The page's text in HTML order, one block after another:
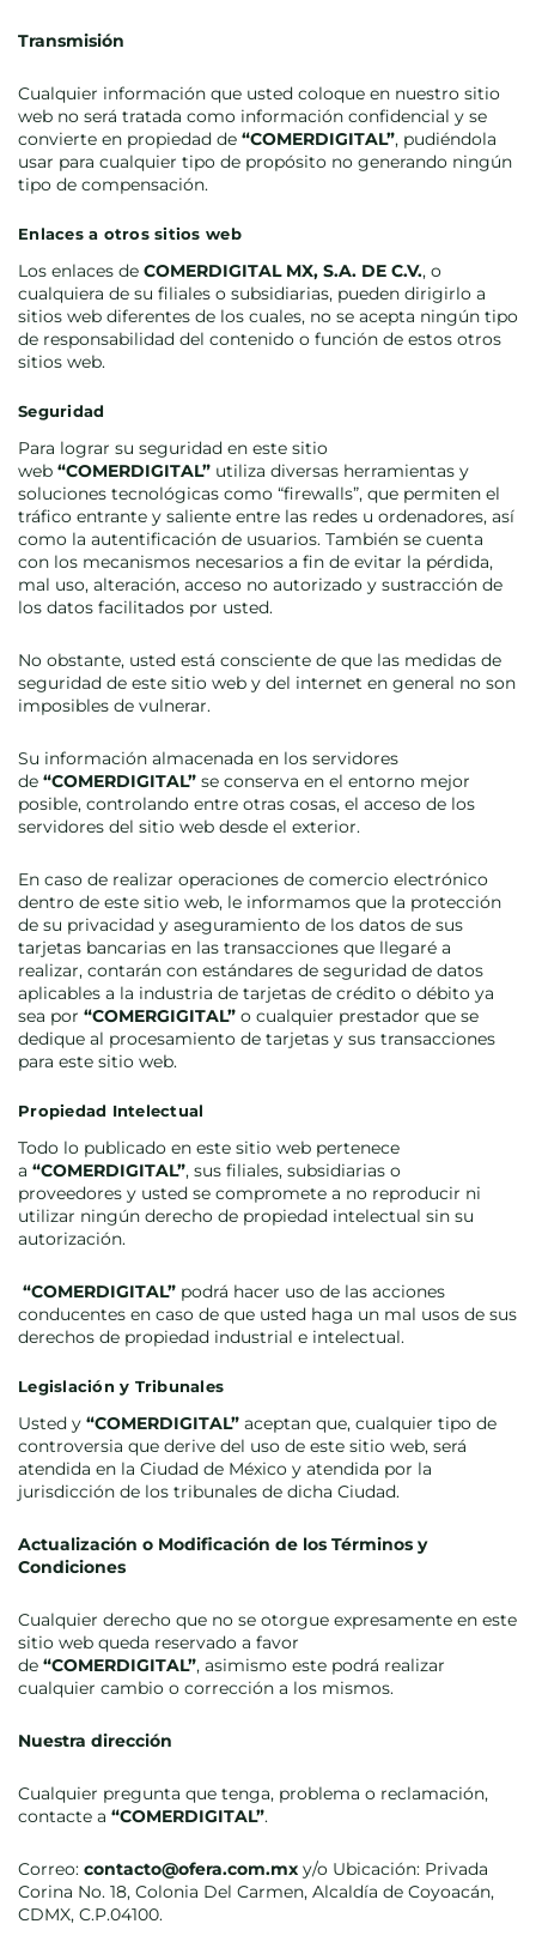
Transmisión
Cualquier información que usted coloque en nuestro sitio
web no será tratada como información confidencial y se
convierte en propiedad de “COMERDIGITAL”, pudiéndola
usar para cualquier tipo de propósito no generando ningún
tipo de compensación.
Enlaces a otros sitios web
Los enlaces de COMERDIGITAL MX, S.A. DE C.V., o
cualquiera de su filiales o subsidiarias, pueden dirigirlo a
sitios web diferentes de los cuales, no se acepta ningún tipo
de responsabilidad del contenido o función de estos otros
sitios web.
Seguridad
Para lograr su seguridad en este sitio
web “COMERDIGITAL” utiliza diversas herramientas y
soluciones tecnológicas como “firewalls”, que permiten el
tráfico entrante y saliente entre las redes u ordenadores, así
como la autentificación de usuarios. También se cuenta
con los mecanismos necesarios a fin de evitar la pérdida,
mal uso, alteración, acceso no autorizado y sustracción de
los datos facilitados por usted.
No obstante, usted está consciente de que las medidas de
seguridad de este sitio web y del internet en general no son
imposibles de vulnerar.
Su información almacenada en los servidores
de “COMERDIGITAL” se conserva en el entorno mejor
posible, controlando entre otras cosas, el acceso de los
servidores del sitio web desde el exterior.
En caso de realizar operaciones de comercio electrónico
dentro de este sitio web, le informamos que la protección
de su privacidad y aseguramiento de los datos de sus
tarjetas bancarias en las transacciones que llegaré a
realizar, contarán con estándares de seguridad de datos
aplicables a la industria de tarjetas de crédito o débito ya
sea por “COMERGIGITAL” o cualquier prestador que se
dedique al procesamiento de tarjetas y sus transacciones
para este sitio web.
Propiedad Intelectual
Todo lo publicado en este sitio web pertenece
a “COMERDIGITAL”, sus filiales, subsidiarias o
proveedores y usted se compromete a no reproducir ni
utilizar ningún derecho de propiedad intelectual sin su
autorización.
“COMERDIGITAL” podrá hacer uso de las acciones
conducentes en caso de que usted haga un mal usos de sus
derechos de propiedad industrial e intelectual.
Legislación y Tribunales
Usted y “COMERDIGITAL” aceptan que, cualquier tipo de
controversia que derive del uso de este sitio web, será
atendida en la Ciudad de México y atendida por la
jurisdicción de los tribunales de dicha Ciudad.
Actualización o Modificación de los Términos y
Condiciones
Cualquier derecho que no se otorgue expresamente en este
sitio web queda reservado a favor
de “COMERDIGITAL”, asimismo este podrá realizar
cualquier cambio o corrección a los mismos.
Nuestra dirección
Cualquier pregunta que tenga, problema o reclamación,
contacte a “COMERDIGITAL”.
Correo: contacto@ofera.com.mx y/o Ubicación: Privada
Corina No. 18, Colonia Del Carmen, Alcaldía de Coyoacán,
CDMX, C.P.04100.